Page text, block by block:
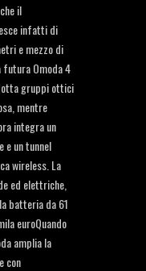
il
infatti di
e mezzo di
futura Omoda 4
gruppi ottici
mentre
integra un
e un tunnel
wireless. La
ed elettriche,
batteria da 61
euroQuando
amplia la
con